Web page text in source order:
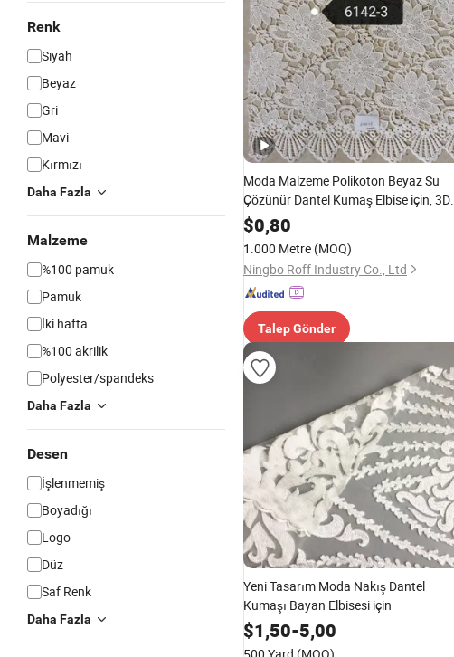
Renk
Siyah
Beyaz
Gri
Mavi
Kırmızı
Daha Fazla
Malzeme
%100 pamuk
Pamuk
İki hafta
%100 akrilik
Polyester/spandeks
Daha Fazla
Desen
İşlenmemiş
Boyadığı
Logo
Düz
Saf Renk
Daha Fazla
Moda Malzeme Polikoton Beyaz Su
Çözünür Dantel Kumaş Elbise için, 3D
Çiçek Yeni Tasarım Su Çözünür Nakış
Güney Amerika ve Afrika'da Popüler
$0,80
1.000 Metre (MOQ)
Ningbo Roff Industry Co., Ltd
Talep Gönder
Yeni Tasarım Moda Nakış Dantel
Kumaşı Bayan Elbisesi için
$1,50-5,00